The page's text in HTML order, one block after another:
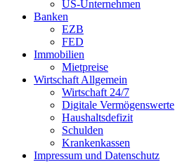
US-Unternehmen
Banken
EZB
FED
Immobilien
Mietpreise
Wirtschaft Allgemein
Wirtschaft 24/7
Digitale Vermögenswerte
Haushaltsdefizit
Schulden
Krankenkassen
Impressum und Datenschutz